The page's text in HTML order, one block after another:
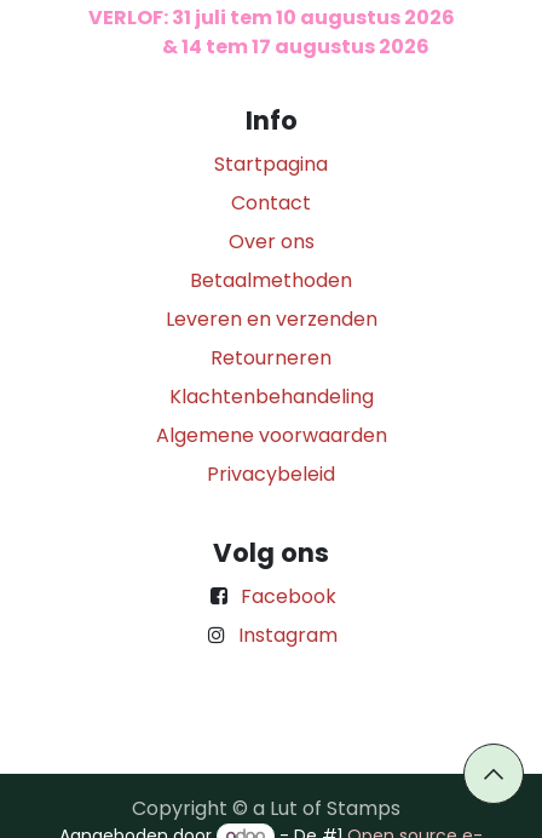
VERLOF: 31 juli tem 10 augustus 2026
& 14 tem 17 augustus 2026
Info
Startpagina
Contact
Over ons
Betaalmethoden
Leveren en verzenden
Retourneren
Klachtenbehandeling
Algemene voorwaarden
Privacybeleid
Volg ons
Facebook
Instagram
Copyright © a Lut of Stamps